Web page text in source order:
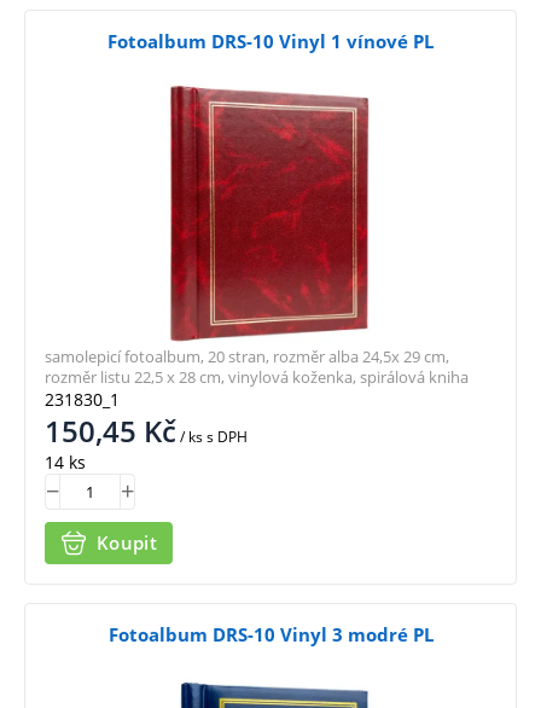
Fotoalbum DRS-10 Vinyl 1 vínové PL
231830_1
150,45 Kč/ kss DPH
14 ks
Koupit
samolepicí fotoalbum, 20 stran, rozměr alba 24,5x 29 cm,
rozměr listu 22,5 x 28 cm, vinylová koženka, spirálová kniha
Fotoalbum DRS-10 Vinyl 3 modré PL